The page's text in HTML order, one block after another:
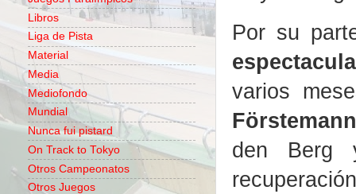
Por su
varios
den Berg
Libros
Liga de Pista
Material
Media
Mediofondo
Mundial
Nunca fui pistard
On Track to Tokyo
Otros Campeonatos
Otros Juegos